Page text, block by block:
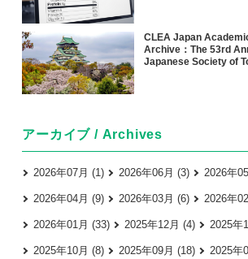
CLEA Japan
Archive：The 53rd
Japanese Society of
アーカイブ / Archives
2026年07月 (1) 2026年06月 (3) 2026年
2026年04月 (9) 2026年03月 (6) 2026年
2026年01月 (33) 2025年12月 (4) 2025年
2025年10月 (8) 2025年09月 (18) 2025年